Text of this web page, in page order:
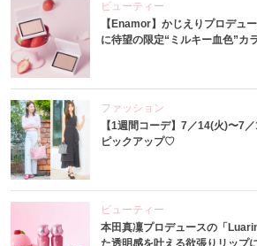
ビューティー
【Enamor】かじえりプロデュ
に待望の限定“ミルキー血色”カ
ファッション
【1週間コーデ】7／14(火)〜7
ピックアップ♡
ビューティー
本田真凜プロデュースの「